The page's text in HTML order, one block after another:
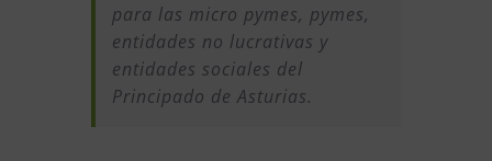
para las micro pymes, pymes,
entidades no lucrativas y
entidades sociales del
Principado de Asturias.